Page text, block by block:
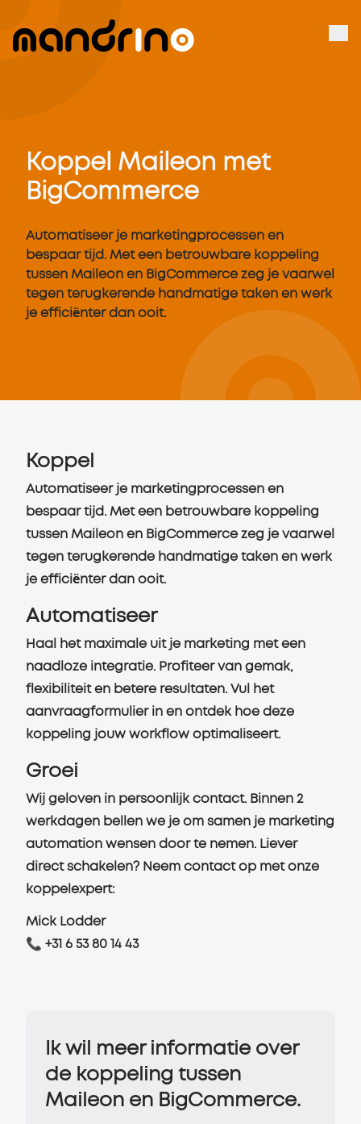
Koppel Maileon met
BigCommerce
Automatiseer je marketingprocessen en
bespaar tijd. Met een betrouwbare koppeling
tussen Maileon en BigCommerce zeg je vaarwel
tegen terugkerende handmatige taken en werk
je efficiënter dan ooit.
Koppel
Automatiseer je marketingprocessen en
bespaar tijd. Met een betrouwbare koppeling
tussen Maileon en BigCommerce zeg je vaarwel
tegen terugkerende handmatige taken en werk
je efficiënter dan ooit.
Automatiseer
Haal het maximale uit je marketing met een
naadloze integratie. Profiteer van gemak,
flexibiliteit en betere resultaten. Vul het
aanvraagformulier in en ontdek hoe deze
koppeling jouw workflow optimaliseert.
Groei
Wij geloven in persoonlijk contact. Binnen 2
werkdagen bellen we je om samen je marketing
automation wensen door te nemen. Liever
direct schakelen? Neem contact op met onze
koppelexpert:
Mick Lodder
📞 +31 6 53 80 14 43
Ik wil meer informatie over
de koppeling tussen
Maileon en BigCommerce.